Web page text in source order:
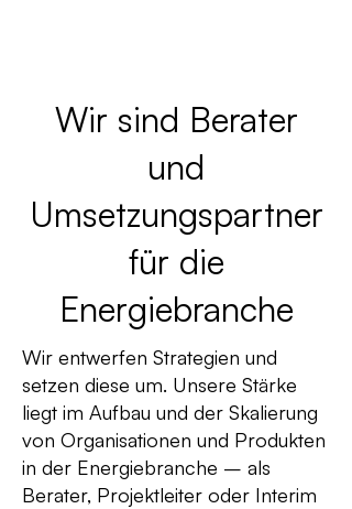
Wir sind Berater
und
Umsetzungspartner
für die
Energiebranche
Wir entwerfen Strategien und
setzen diese um. Unsere Stärke
liegt im Aufbau und der Skalierung
von Organisationen und Produkten
in der Energiebranche – als
Berater, Projektleiter oder Interim